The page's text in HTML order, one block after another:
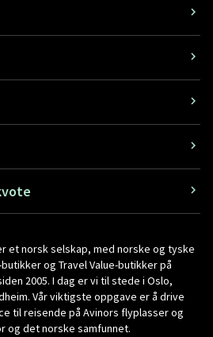
et norsk selskap, med norske og tyske
og Travel Value-butikker på
2005. I dag er vi til stede i Oslo,
Vår viktigste oppgave er å drive
til reisende på Avinors flyplasser og
og det norske samfunnet.